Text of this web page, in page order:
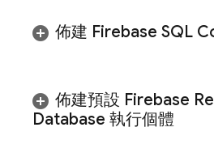
佈建 Firebase SQL
佈建預設 Firebase
Database 執行個體